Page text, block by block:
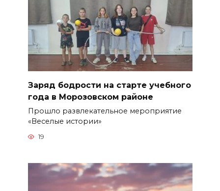
Заряд бодрости на старте учебного
года в Морозовском районе
Прошло развлекательное мероприятие
«Веселые истории»
19